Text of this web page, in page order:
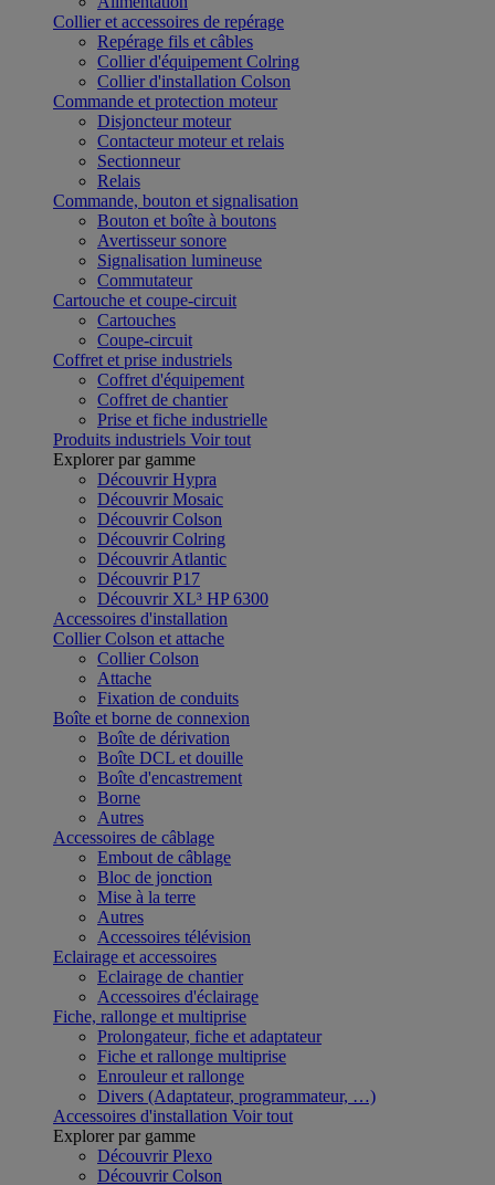
Collier et accessoires de repérage
Repérage fils et câbles
Collier d'équipement Colring
Collier d'installation Colson
Commande et protection moteur
Disjoncteur moteur
Contacteur moteur et relais
Sectionneur
Relais
Commande, bouton et signalisation
Bouton et boîte à boutons
Avertisseur sonore
Signalisation lumineuse
Commutateur
Cartouche et coupe-circuit
Cartouches
Coupe-circuit
Coffret et prise industriels
Coffret d'équipement
Coffret de chantier
Prise et fiche industrielle
Produits industriels Voir tout
Explorer par gamme
Découvrir Hypra
Découvrir Mosaic
Découvrir Colson
Découvrir Colring
Découvrir Atlantic
Découvrir P17
Découvrir XL³ HP 6300
Accessoires d'installation
Collier Colson et attache
Collier Colson
Attache
Fixation de conduits
Boîte et borne de connexion
Boîte de dérivation
Boîte DCL et douille
Boîte d'encastrement
Borne
Autres
Accessoires de câblage
Embout de câblage
Bloc de jonction
Mise à la terre
Autres
Accessoires télévision
Eclairage et accessoires
Eclairage de chantier
Accessoires d'éclairage
Fiche, rallonge et multiprise
Prolongateur, fiche et adaptateur
Fiche et rallonge multiprise
Enrouleur et rallonge
Divers (Adaptateur, programmateur, …)
Accessoires d'installation Voir tout
Explorer par gamme
Découvrir Plexo
Découvrir Colson